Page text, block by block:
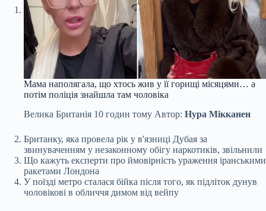
Мама наполягала, що хтось жив у її горищі місяцями… а
потім поліція знайшла там чоловіка
Велика Британія 10 годин тому Автор: Нура Мікканен
Британку, яка провела рік у в'язниці Дубая за
звинуваченням у незаконному обігу наркотиків, звільнили
Що кажуть експерти про ймовірність ураження іранськими
ракетами Лондона
У поїзді метро сталася бійка після того, як підліток дунув
чоловікові в обличчя димом від вейпу